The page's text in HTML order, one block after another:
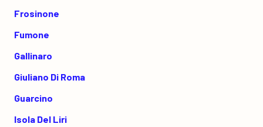
Frosinone
Fumone
Gallinaro
Giuliano Di Roma
Guarcino
Isola Del Liri